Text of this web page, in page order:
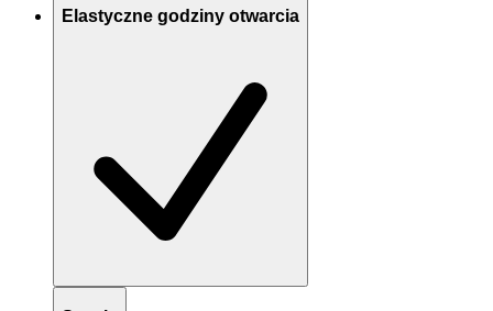
Elastyczne godziny otwarcia